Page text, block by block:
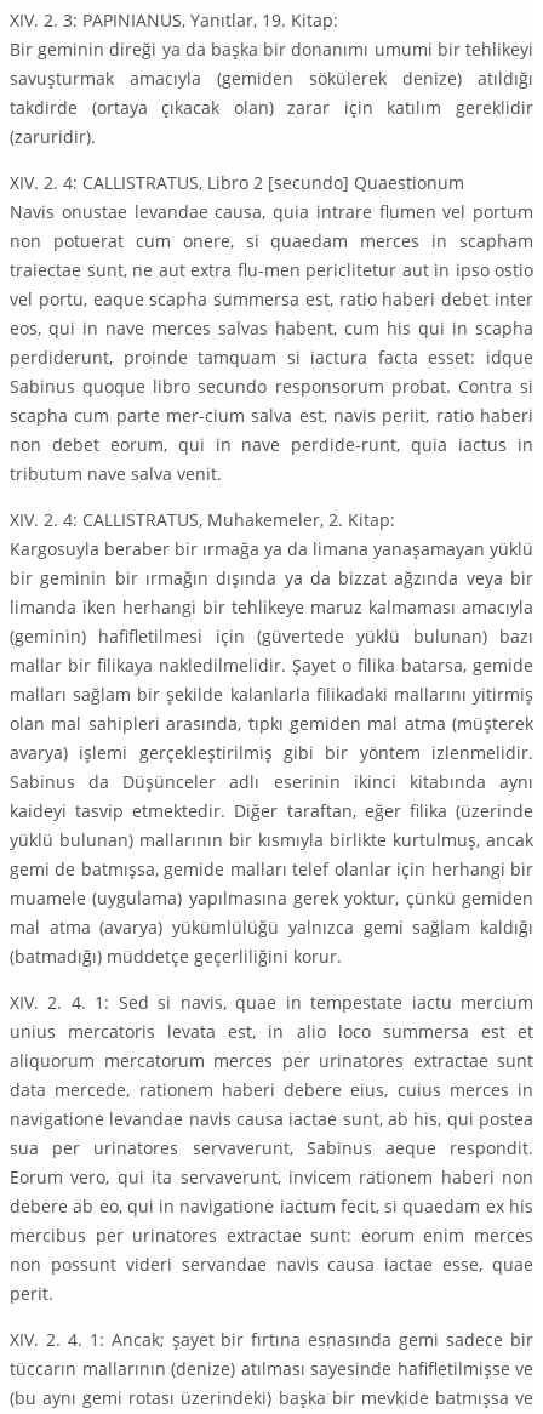
XIV. 2. 3: PAPINIANUS, Yanıtlar, 19. Kitap:
Bir geminin direği ya da başka bir donanımı umumi bir tehlikeyi
savuşturmak amacıyla (gemiden sökülerek denize) atıldığı
takdirde (ortaya çıkacak olan) zarar için katılım gereklidir
(zaruridir).
XIV. 2. 4: CALLISTRATUS, Libro 2 [secundo] Quaestionum
Navis onustae levandae causa, quia intrare flumen vel portum
non potuerat cum onere, si quaedam merces in scapham
traiectae sunt, ne aut extra flu-men periclitetur aut in ipso ostio
vel portu, eaque scapha summersa est, ratio haberi debet inter
eos, qui in nave merces salvas habent, cum his qui in scapha
perdiderunt, proinde tamquam si iactura facta esset: idque
Sabinus quoque libro secundo responsorum probat. Contra si
scapha cum parte mer-cium salva est, navis periit, ratio haberi
non debet eorum, qui in nave perdide-runt, quia iactus in
tributum nave salva venit.
XIV. 2. 4: CALLISTRATUS, Muhakemeler, 2. Kitap:
Kargosuyla beraber bir ırmağa ya da limana yanaşamayan yüklü
bir geminin bir ırmağın dışında ya da bizzat ağzında veya bir
limanda iken herhangi bir tehlikeye maruz kalmaması amacıyla
(geminin) hafifletilmesi için (güvertede yüklü bulunan) bazı
mallar bir filikaya nakledilmelidir. Şayet o filika batarsa, gemide
malları sağlam bir şekilde kalanlarla filikadaki mallarını yitirmiş
olan mal sahipleri arasında, tıpkı gemiden mal atma (müşterek
avarya) işlemi gerçekleştirilmiş gibi bir yöntem izlenmelidir.
Sabinus da Düşünceler adlı eserinin ikinci kitabında aynı
kaideyi tasvip etmektedir. Diğer taraftan, eğer filika (üzerinde
yüklü bulunan) mallarının bir kısmıyla birlikte kurtulmuş, ancak
gemi de batmışsa, gemide malları telef olanlar için herhangi bir
muamele (uygulama) yapılmasına gerek yoktur, çünkü gemiden
mal atma (avarya) yükümlülüğü yalnızca gemi sağlam kaldığı
(batmadığı) müddetçe geçerliliğini korur.
XIV. 2. 4. 1: Sed si navis, quae in tempestate iactu mercium
unius mercatoris levata est, in alio loco summersa est et
aliquorum mercatorum merces per urinatores extractae sunt
data mercede, rationem haberi debere eius, cuius merces in
navigatione levandae navis causa iactae sunt, ab his, qui postea
sua per urinatores servaverunt, Sabinus aeque respondit.
Eorum vero, qui ita servaverunt, invicem rationem haberi non
debere ab eo, qui in navigatione iactum fecit, si quaedam ex his
mercibus per urinatores extractae sunt: eorum enim merces
non possunt videri servandae navis causa iactae esse, quae
perit.
XIV. 2. 4. 1: Ancak; şayet bir fırtına esnasında gemi sadece bir
tüccarın mallarının (denize) atılması sayesinde hafifletilmişse ve
(bu aynı gemi rotası üzerindeki) başka bir mevkide batmışsa ve